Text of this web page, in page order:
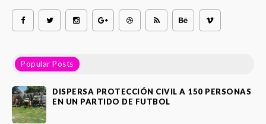
Popular Posts
DISPERSA PROTECCIÓN CIVIL A 150 PERSONAS
EN UN PARTIDO DE FUTBOL